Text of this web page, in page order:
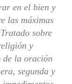
en el bien y
las máximas
sobre
y
de la oración
segunda y